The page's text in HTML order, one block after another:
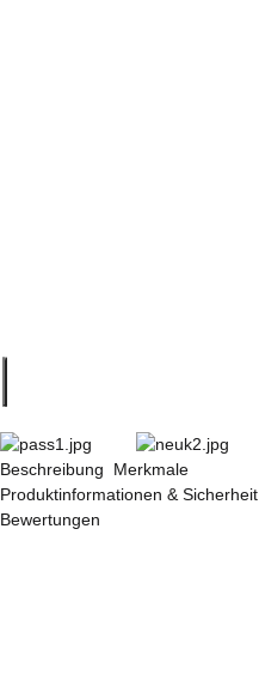
Beschreibung
Merkmale
Produktinformationen & Sicherheit
Bewertungen